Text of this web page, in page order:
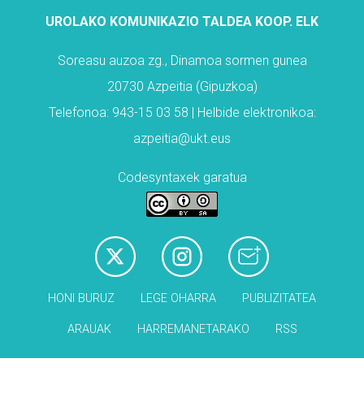
UROLAKO KOMUNIKAZIO TALDEA KOOP. ELK
Soreasu auzoa zg., Dinamoa sormen gunea
20730 Azpeitia (Gipuzkoa)
Telefonoa: 943-15 03 58 | Helbide elektronikoa:
azpeitia@ukt.eus
Codesyntaxek garatua
HONI BURUZ LEGE OHARRA PUBLIZITATEA
ARAUAK HARREMANETARAKO RSS